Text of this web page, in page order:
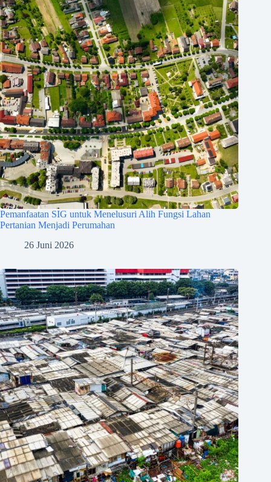
Pemanfaatan SIG untuk Menelusuri Alih Fungsi Lahan
Pertanian Menjadi Perumahan
26 Juni 2026